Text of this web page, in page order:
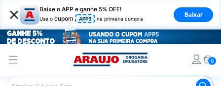
× Baixe o APP e ganhe 5% OFF!
Use o cupom APP5 na primeira compra
Baixar
0